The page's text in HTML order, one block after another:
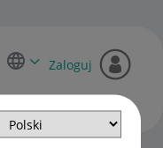
Zaloguj